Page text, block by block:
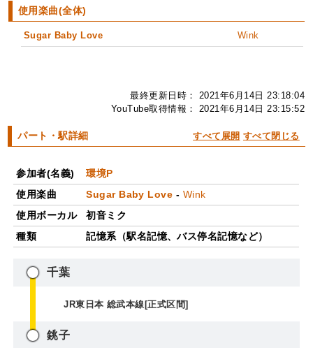
使用楽曲(全体)
Sugar Baby Love Wink
最終更新日時： 2021年6月14日 23:18:04
YouTube取得情報： 2021年6月14日 23:15:52
パート・駅詳細 すべて展開 すべて閉じる
参加者(名義)
環境P
使用楽曲
Sugar Baby Love - Wink
使用ボーカル
初音ミク
種類
記憶系（駅名記憶、バス停名記憶など）
千葉
JR東日本 総武本線[正式区間]
銚子